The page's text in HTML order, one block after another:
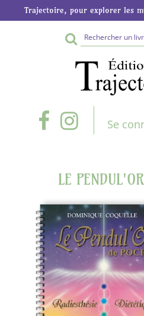
Trajectoire, pour explorer les
le
Se
LE